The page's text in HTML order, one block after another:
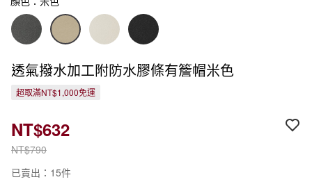
透氣撥水加工附防水膠條有簷帽米色
超取滿NT$1,000免運
NT$790
NT$632
已賣出：15件